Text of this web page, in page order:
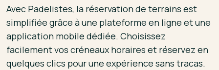
Avec Padelistes, la réservation de terrains est
simplifiée grâce à une plateforme en ligne et une
application mobile dédiée. Choisissez
facilement vos créneaux horaires et réservez en
quelques clics pour une expérience sans tracas.